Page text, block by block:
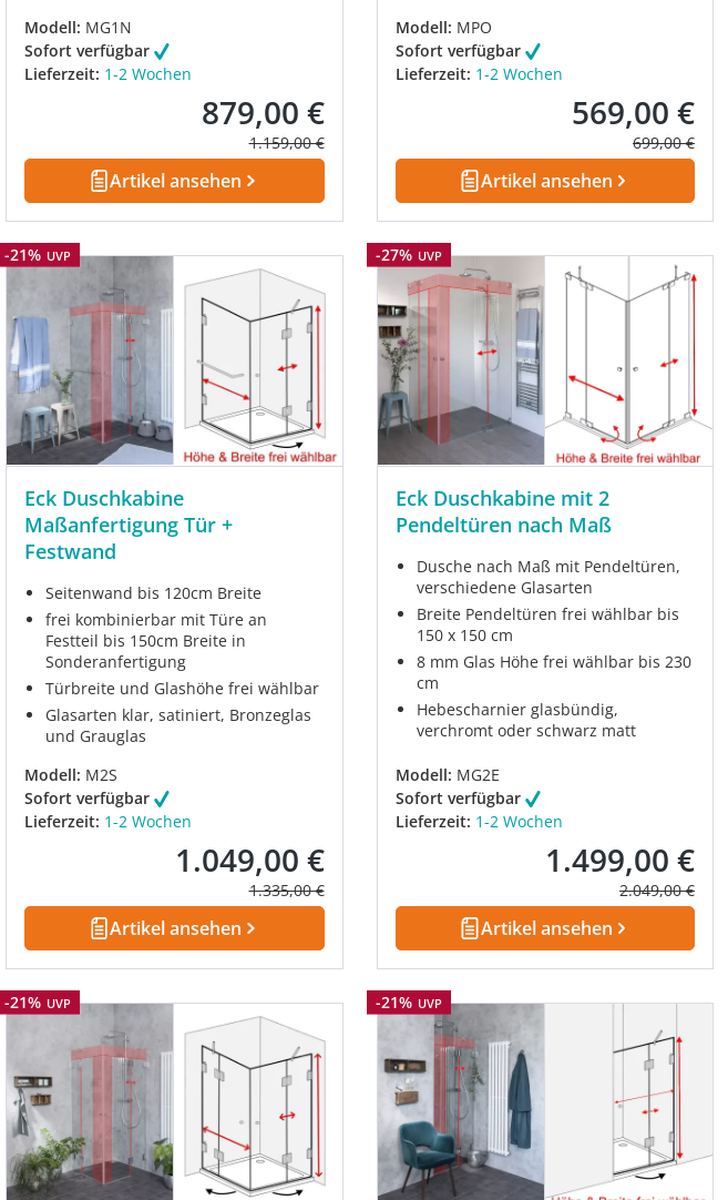
Modell: MG1N
Sofort verfügbar
Lieferzeit: 1-2 Wochen
Verkaufspreis:
879,00 €
Regulärer Preis:
1.159,00 €
Artikel ansehen
Modell: MPO
Sofort verfügbar
Lieferzeit: 1-2 Wochen
Verkaufspreis:
569,00 €
Regulärer
699,00 €
Artikel ansehen
Rabatt
-21% UVP
Eck Duschkabine
Maßanfertigung Tür +
Festwand
Seitenwand bis 120cm Breite
frei kombinierbar mit Türe an
Festteil bis 150cm Breite in
Sonderanfertigung
Türbreite und Glashöhe frei wählbar
Glasarten klar, satiniert, Bronzeglas
und Grauglas
Modell: M2S
Sofort verfügbar
Lieferzeit: 1-2 Wochen
Verkaufspreis:
1.049,00 €
Regulärer Preis:
1.335,00 €
Artikel ansehen
Rabatt
-27% UVP
Eck Duschkabine mit 2
Pendeltüren nach Maß
Dusche nach Maß mit Pendeltüren,
verschiedene Glasarten
Breite Pendeltüren frei wählbar bis
150 x 150 cm
8 mm Glas Höhe frei wählbar bis 230
cm
Hebescharnier glasbündig,
verchromt oder schwarz matt
Modell: MG2E
Sofort verfügbar
Lieferzeit: 1-2 Wochen
Verkaufspreis:
1.499,00 €
Regulärer
2.049,00 €
Artikel ansehen
Rabatt
-21% UVP Rabatt
-21% UVP